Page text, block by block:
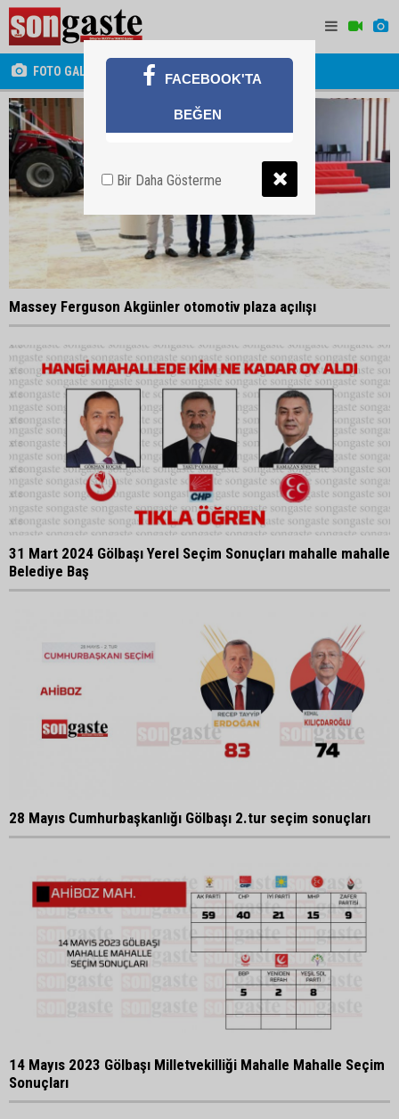
FOTO GALERİ
Massey Ferguson Akgünler otomotiv plaza açılışı
31 Mart 2024 Gölbaşı Yerel Seçim Sonuçları mahalle mahalle
Belediye Baş
28 Mayıs Cumhurbaşkanlığı Gölbaşı 2.tur seçim sonuçları
14 Mayıs 2023 Gölbaşı Milletvekilliği Mahalle Mahalle Seçim
Sonuçları
FACEBOOK'TA
BEĞEN
Bir Daha Gösterme